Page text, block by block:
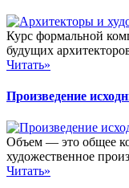
Курс формальной
будущих
Читать»
Произведение
Объем — это общее
художественное
Читать»